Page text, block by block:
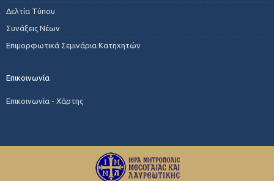
Δελτία Τύπου
Συνάξεις Νέων
Επιμορφωτικά Σεμινάρια Κατηχητών
Επικοινωνία
Επικοινωνία - Χάρτης